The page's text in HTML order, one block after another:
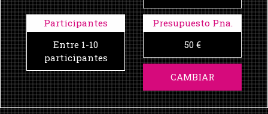
Participantes
Entre 1-10
participantes
Presupuesto Pna.
50 €
CAMBIAR